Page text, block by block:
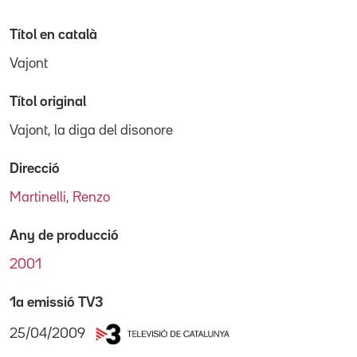
Títol en català
Vajont
Títol original
Vajont, la diga del disonore
Direcció
Martinelli, Renzo
Any de producció
2001
1a emissió TV3
25/04/2009